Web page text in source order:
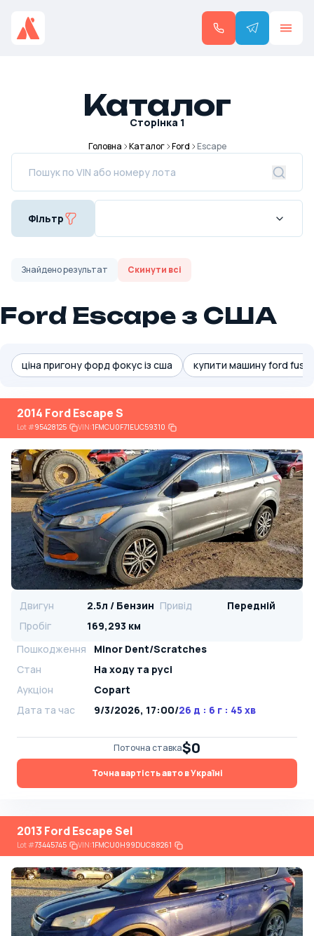
Каталог
Сторінка 1
Головна Каталог Ford Escape
Фільтр
Знайденорезультат Скинути всі
Ford Escape з США
ціна пригону форд фокус із сша купити машину ford
2014 Ford Escape S
Lot#95428125 VIN:1FMCU0F71EUC59310
Двигун 2.5л / Бензин Привід
Передній
Пробіг
169,293 км
Пошкодження
Minor Dent/Scratches
Стан
На ​​ходу та русі
Аукціон
Copart
Дата та час
9/3/2026, 17:00/26 д : 6 г : 45 хв
Поточна ставка$0
Точна вартість авто в Україні
2013 Ford Escape Sel
Lot#73445745 VIN:1FMCU0H99DUC88261